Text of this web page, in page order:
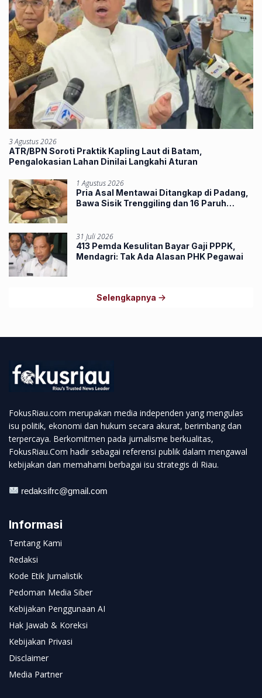
3 Agustus 2026
ATR/BPN Soroti Praktik Kapling Laut di Batam,
Pengalokasian Lahan Dinilai Langkahi Aturan
1 Agustus 2026
Pria Asal Mentawai Ditangkap di Padang,
Bawa Sisik Trenggiling dan 16 Paruh
31 Juli 2026
413 Pemda Kesulitan Bayar Gaji PPPK,
Mendagri: Tak Ada Alasan PHK Pegawai
Selengkapnya
FokusRiau.com merupakan media independen yang mengulas
isu politik, ekonomi dan hukum secara akurat, berimbang dan
terpercaya. Berkomitmen pada jurnalisme berkualitas,
FokusRiau.Com hadir sebagai referensi publik dalam mengawal
kebijakan dan memahami berbagai isu strategis di Riau.
redaksifrc@gmail.com
Informasi
Tentang Kami
Redaksi
Kode Etik Jurnalistik
Pedoman Media Siber
Kebijakan Penggunaan AI
Hak Jawab & Koreksi
Kebijakan Privasi
Disclaimer
Media Partner